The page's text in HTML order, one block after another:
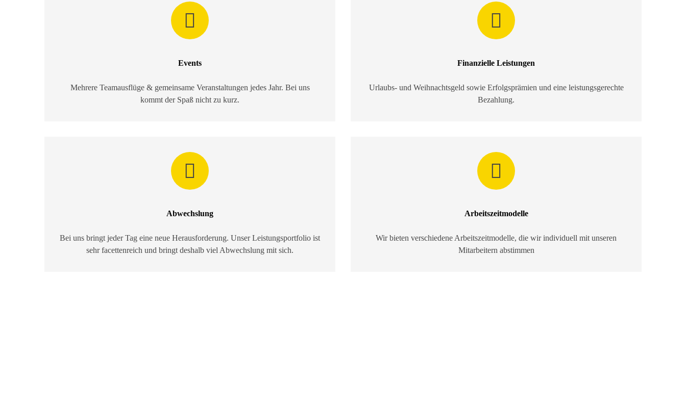
Events
Mehrere Teamausflüge & gemeinsame Veranstaltungen jedes Jahr. Bei uns
kommt der Spaß nicht zu kurz.
Finanzielle Leistungen
Urlaubs- und Weihnachtsgeld sowie Erfolgsprämien und eine leistungsgerechte
Bezahlung.
Abwechslung
Bei uns bringt jeder Tag eine neue Herausforderung. Unser Leistungsportfolio ist
sehr facettenreich und bringt deshalb viel Abwechslung mit sich.
Arbeitszeitmodelle
Wir bieten verschiedene Arbeitszeitmodelle, die wir individuell mit unseren
Mitarbeitern abstimmen